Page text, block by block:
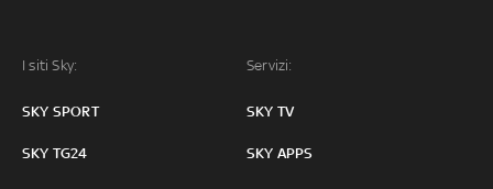
I siti Sky:
SKY SPORT
SKY TG24
Servizi:
SKY TV
SKY APPS